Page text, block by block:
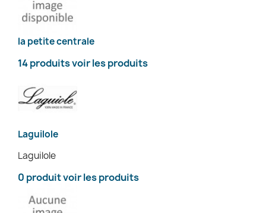
la petite centrale
14 produitsvoir les produits
Laguilole
Laguilole
0 produitvoir les produits